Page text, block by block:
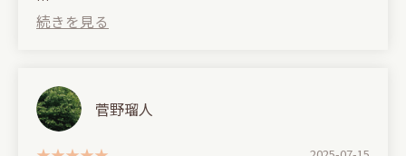
The shisha smelled great, and I was able to relax
(Translated by Google)
菅野瑠人